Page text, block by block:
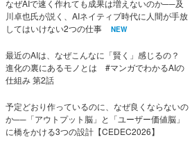
なぜAIで速く作れても成果は増えないのか──及
川卓也氏が説く、AIネイティブ時代に人間が手放
してはいけない2つの仕事
NEW
最近のAIは、なぜこんなに「賢く」感じるの？
進化の裏にあるモノとは #マンガでわかるAIの
仕組み 第2話
予定どおり作っているのに、なぜ良くならないの
か──「アウトプット脳」と「ユーザー価値脳」
に橋をかける3つの設計【CEDEC2026】